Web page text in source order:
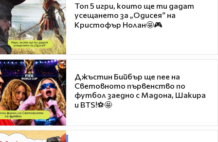
Топ 5 игри, които ще ти дадат
усещането за „Одисея“ на
Кристофър Нолан🤩🎮
Джъстин Бийбър ще пее на
Световното първенство по
футбол заедно с Мадона, Шакира
и BTS!⚽🤩